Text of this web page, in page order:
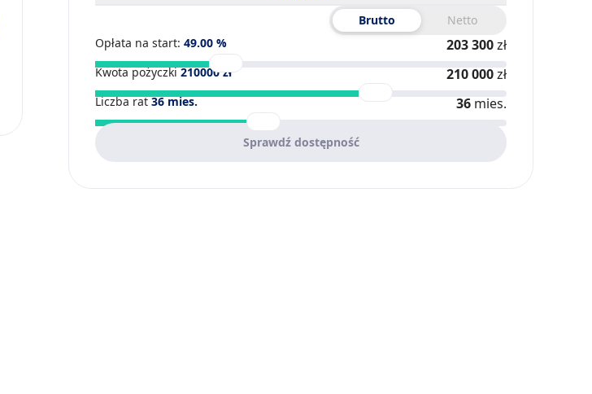
Brutto
Netto
Opłata na start: 49.00 % 203 300zł
Kwota pożyczki210000 zł 210 000zł
Liczba rat36mies. 36 mies.
Sprawdź dostępność